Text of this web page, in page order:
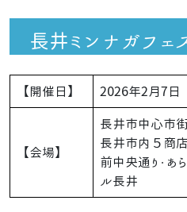
長井ミンナガフ
【開催日】 2026年2月7日
【会場】
長井市中心市
長井市内５商店
前中央通り・あ
ル長井